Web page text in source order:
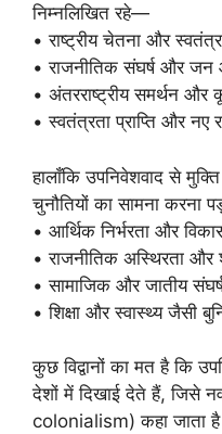
निम्नलिखित रहे—
• राष्ट्रीय चेतना और
• राजनीतिक संघर्ष और जन
• अंतरराष्ट्रीय समर्थन और
• स्वतंत्रता प्राप्ति और नए
हालाँकि उपनिवेशवाद से
चुनौतियों का सामना करना
• आर्थिक निर्भरता और
• राजनीतिक अस्थिरता और
• सामाजिक और जातीय
• शिक्षा और स्वास्थ्य जैसी
कुछ विद्वानों का मत है कि
देशों में दिखाई देते हैं, जिसे
colonialism) कहा जाता